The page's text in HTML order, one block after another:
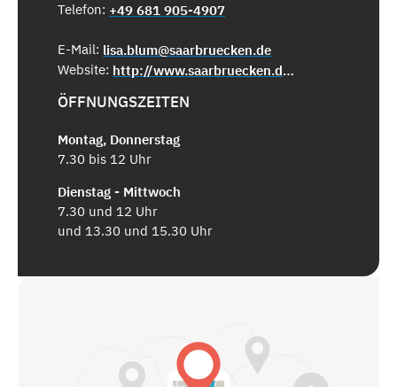
Telefon: +49 681 905-4907
E-Mail: lisa.blum@saarbruecken.de
Website:
http://www.saarbruecken.de/schulkultur
ÖFFNUNGSZEITEN
Montag, Donnerstag
7.30 bis 12 Uhr
Dienstag - Mittwoch
7.30 und 12 Uhr
und 13.30 und 15.30 Uhr